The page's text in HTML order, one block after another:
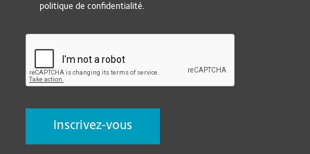
politique de confidentialité.